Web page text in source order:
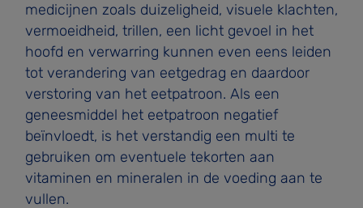
medicijnen zoals duizeligheid, visuele klachten,
vermoeidheid, trillen, een licht gevoel in het
hoofd en verwarring kunnen even­ eens leiden
tot verandering van eetgedrag en daardoor
verstoring van het eetpatroon. Als een
geneesmiddel het eetpatroon negatief
beïnvloedt, is het verstandig een multi te
gebruiken om eventuele tekorten aan
vitaminen en mine­ralen in de voeding aan te
vullen.